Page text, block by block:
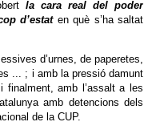
la cara real del poder
d’estaten què s’ha saltat
d’urnes, de paperetes,
... ; i amb la pressió damunt
finalment, amb l’assalt a les
amb detencions dels
de la CUP.